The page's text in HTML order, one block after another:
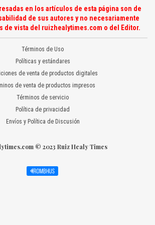
en los artículos de esta página son de
de sus autores y no necesariamente
de vista del ruizhealytimes.com o del Editor.
Términos de Uso
Políticas y estándares
de venta de productos digitales
de venta de productos impresos
Términos de servicio
Política de privacidad
Envíos y Política de Discusión
© 2023 Ruiz Healy Times